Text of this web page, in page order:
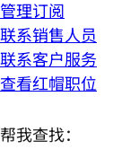
管理订阅
联系销售人员
联系客户服务
查看红帽职位
帮我查找：